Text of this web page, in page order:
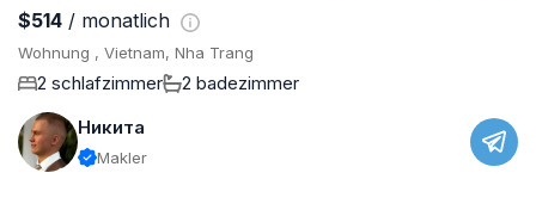
$514 / monatlich
Wohnung , Vietnam, Nha Trang
2 schlafzimmer
2 badezimmer
Никита
Makler